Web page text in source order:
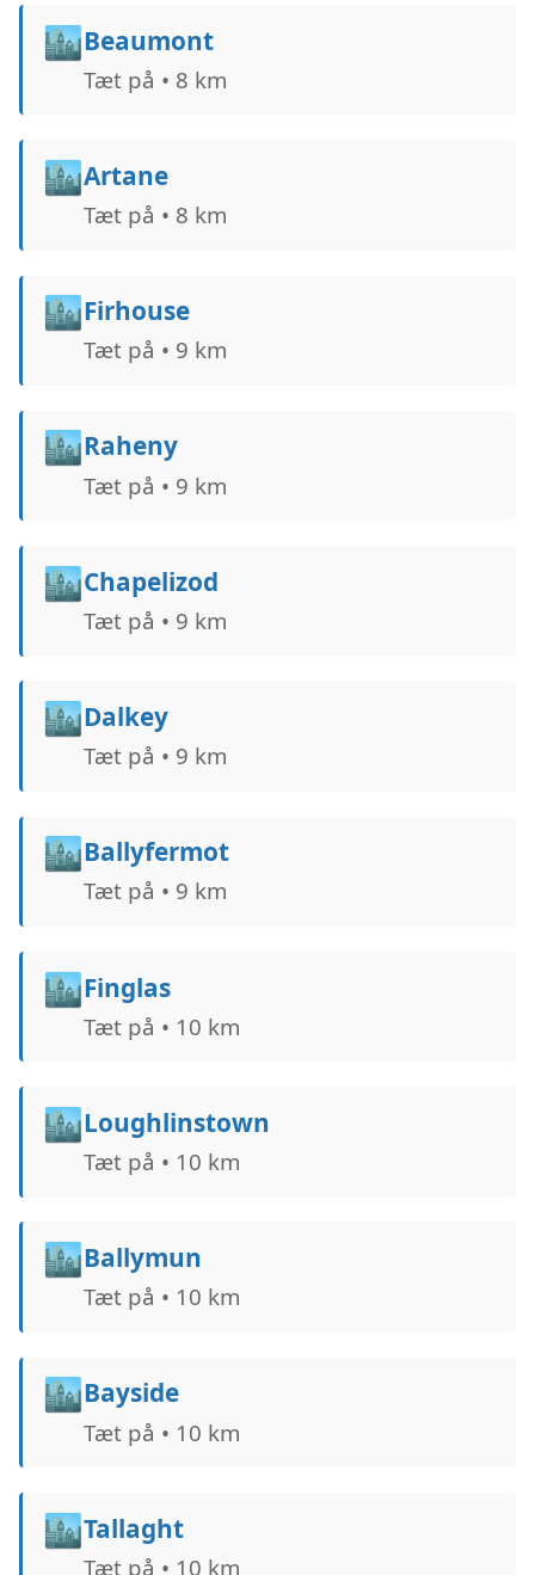
🏙️Beaumont
Tæt på • 8 km
🏙️Artane
Tæt på • 8 km
🏙️Firhouse
Tæt på • 9 km
🏙️Raheny
Tæt på • 9 km
🏙️Chapelizod
Tæt på • 9 km
🏙️Dalkey
Tæt på • 9 km
🏙️Ballyfermot
Tæt på • 9 km
🏙️Finglas
Tæt på • 10 km
🏙️Loughlinstown
Tæt på • 10 km
🏙️Ballymun
Tæt på • 10 km
🏙️Bayside
Tæt på • 10 km
🏙️Tallaght
Tæt på • 10 km